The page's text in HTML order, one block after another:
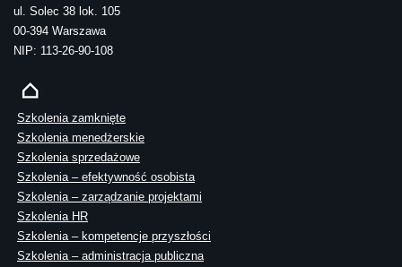
ul. Solec 38 lok. 105
00-394 Warszawa
NIP: 113-26-90-108
Szkolenia zamknięte
Szkolenia menedżerskie
Szkolenia sprzedażowe
Szkolenia – efektywność osobista
Szkolenia – zarządzanie projektami
Szkolenia HR
Szkolenia – kompetencje przyszłości
Szkolenia – administracja publiczna